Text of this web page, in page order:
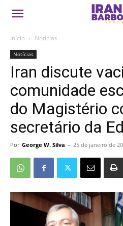
Início Notícias
Notícias
Iran discute
comunidade
do Magistério
secretário da
Por George W. Silva - 25 de janeiro de